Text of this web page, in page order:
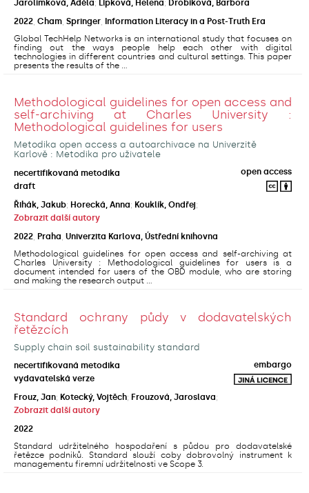
Jarolímková, Adéla; Lipková, Helena; Drobíková, Barbora
2022 Cham Springer Information Literacy in a Post-Truth Era
Global TechHelp Networks is an international study that focuses on
finding out the ways people help each other with digital
technologies in different countries and cultural settings. This paper
presents the results of the ...
Methodological guidelines for open access and
self-archiving at Charles University :
Methodological guidelines for users
Metodika open access a autoarchivace na Univerzitě
Karlově : Metodika pro uživatele
necertifikovaná metodika
open access
draft
Řihák, Jakub; Horecká, Anna; Kouklík, Ondřej;
Zobrazit další autory
2022 Praha Univerzita Karlova, Ústřední knihovna
Methodological guidelines for open access and self-archiving at
Charles University : Methodological guidelines for users is a
document intended for users of the OBD module, who are storing
and making the research output ...
Standard ochrany půdy v dodavatelských
řetězcích
Supply chain soil sustainability standard
necertifikovaná metodika
embargo
vydavatelská verze
Frouz, Jan; Kotecký, Vojtěch; Frouzová, Jaroslava;
Zobrazit další autory
2022
Standard udržitelného hospodaření s půdou pro dodavatelské
řetězce podniků. Standard slouží coby dobrovolný instrument k
managementu firemní udržitelnosti ve Scope 3.